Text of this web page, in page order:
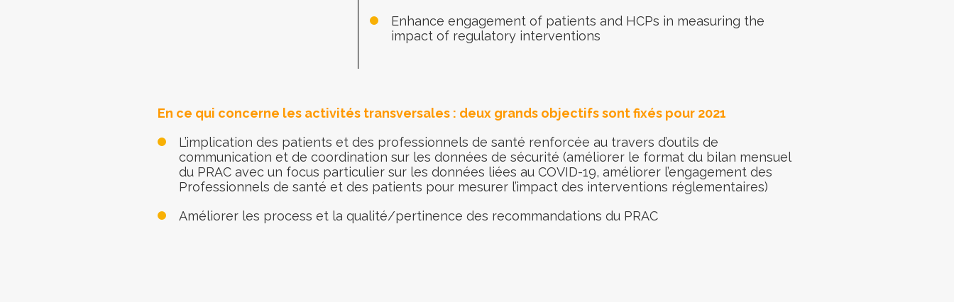
Enhance engagement of patients and HCPs in measuring the
impact of regulatory interventions
En ce qui concerne les activités transversales : deux grands objectifs sont fixés pour 2021
L’implication des patients et des professionnels de santé renforcée au travers d’outils de
communication et de coordination sur les données de sécurité (améliorer le format du bilan mensuel
du PRAC avec un focus particulier sur les données liées au COVID-19, améliorer l’engagement des
Professionnels de santé et des patients pour mesurer l’impact des interventions réglementaires)
Améliorer les process et la qualité/pertinence des recommandations du PRAC